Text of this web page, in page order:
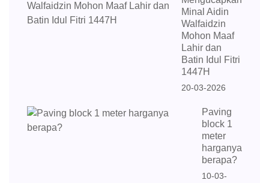
Minal Aidin
Walfaidzin
Mohon Maaf
Lahir dan
Batin Idul Fitri
1447H
20-03-2026
Paving
block 1
meter
harganya
berapa?
10-03-